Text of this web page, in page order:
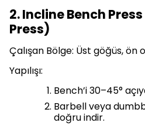
2. Incline Bench
Press)
Çalışan Bölge: Üst göğüs, ön
Yapılışı:
Bench’i 30–45°
Barbell veya
doğru indir.